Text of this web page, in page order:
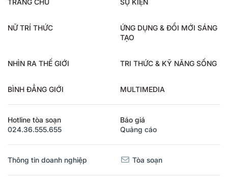
NỮ TRÍ THỨC
ỨNG DỤNG & ĐỔI MỚI SÁNG
TẠO
NHÌN RA THẾ GIỚI TRI THỨC & KỸ NĂNG SỐNG
BÌNH ĐẲNG GIỚI MULTIMEDIA
Hotline tòa soạn
024.36.555.655
Báo giá
Quảng cáo
Thông tin doanh nghiệp Tòa soạn